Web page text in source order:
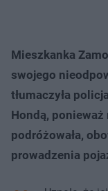
Mieszkanka
swojego
tłumaczyła
Hondą,
podróżowała,
prowadzenia